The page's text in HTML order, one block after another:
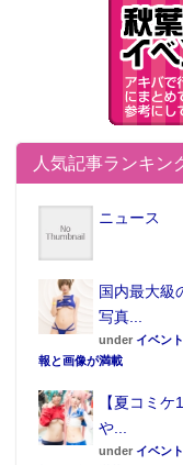
人気記事ランキン
ニュース
国内最大級
写真...
under イベン
報と画像が満載
【夏コミ
や...
under イベン